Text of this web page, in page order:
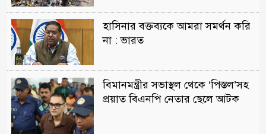
হাসিনার বক্তব্যকে আমরা সমর্থন করি
না : ভারত
বিমানমন্ত্রীর সভাস্থল থেকে ‘পিস্তল’সহ
প্রয়াত বিএনপি নেতার ছেলে আটক